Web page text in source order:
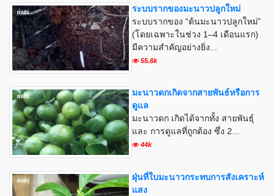
ระบบรากของมะนาวปลูกใหม่
ระบบรากของ “ต้นมะนาวปลูกใหม่”
(โดยเฉพาะในช่วง 1–4 เดือนแรก)
มีความสำคัญอย่างยิ่ง...
55.6k
มะนาวดกเกิดจากสายพันธ์หรือการ
ดูแล
มะนาวดก เกิดได้จากทั้ง สายพันธุ์
และ การดูแลที่ถูกต้อง ซึ่ง 2...
44k
ฝุ่นที่ใบมะนาวกระทบการสังเคราะห์
แสง